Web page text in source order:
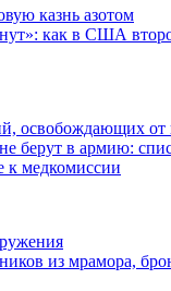
как в США
берут в армию:
к медкомиссии
из мрамора,